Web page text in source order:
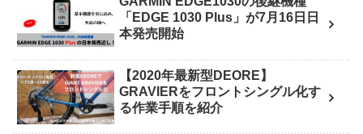
「EDGE 1030 Plus」が7月16日日
本発売開始
【2020年最新型DEORE】
GRAVIERをフロントシングル化す
る作業手順を紹介